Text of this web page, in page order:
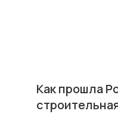
Как прошла